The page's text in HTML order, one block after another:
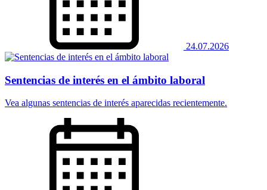
24.07.2026
Sentencias de interés en el ámbito laboral
Vea algunas sentencias de interés aparecidas recientemente.